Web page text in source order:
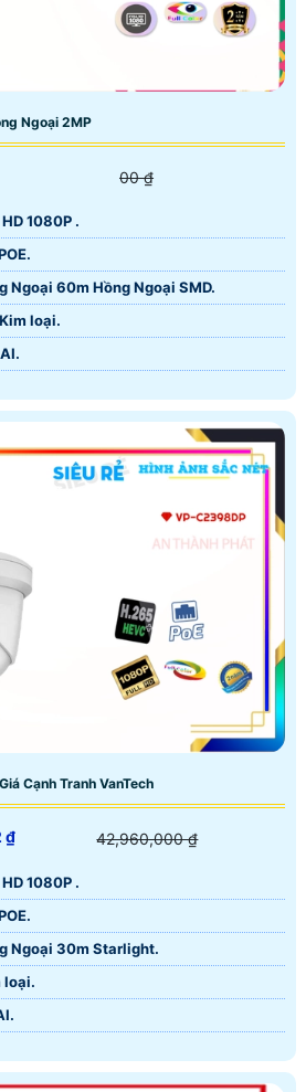
Ngoại 2MP
00 ₫
HD 1080P .
Ngoại 60m Hồng Ngoại SMD.
loại.
Cạnh Tranh VanTech
₫ 42,960,000 ₫
HD 1080P .
Ngoại 30m Starlight.
loại.